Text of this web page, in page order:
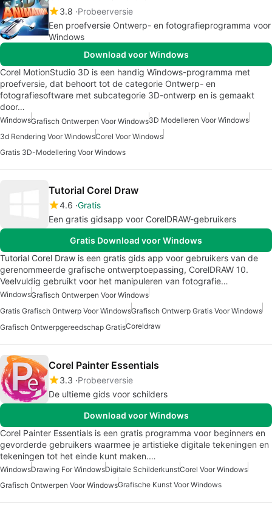
3.8 Probeerversie
Een proefversie Ontwerp- en fotografieprogramma voor
Windows
Download voor Windows
Corel MotionStudio 3D is een handig Windows-programma met
proefversie, dat behoort tot de categorie Ontwerp- en
fotografiesoftware met subcategorie 3D-ontwerp en is gemaakt
door…
WindowsGrafisch Ontwerpen Voor Windows3D Modelleren Voor Windows
3d Rendering Voor WindowsCorel Voor Windows
Gratis 3D-Modellering Voor Windows
Tutorial Corel Draw
4.6 Gratis
Een gratis gidsapp voor CorelDRAW-gebruikers
Gratis Download voor Windows
Tutorial Corel Draw is een gratis gids app voor gebruikers van de
gerenommeerde grafische ontwerptoepassing, CorelDRAW 10.
Veelvuldig gebruikt voor het manipuleren van fotografie…
WindowsGrafisch Ontwerpen Voor Windows
Gratis Grafisch Ontwerp Voor WindowsGrafisch Ontwerp Gratis Voor Windows
Grafisch Ontwerpgereedschap GratisCoreldraw
Corel Painter Essentials
3.3 Probeerversie
De ultieme gids voor schilders
Download voor Windows
Corel Painter Essentials is een gratis programma voor beginners en
gevorderde gebruikers waarmee je artistieke digitale tekeningen en
tekeningen tot het einde kunt maken.…
WindowsDrawing For WindowsDigitale SchilderkunstCorel Voor Windows
Grafisch Ontwerpen Voor WindowsGrafische Kunst Voor Windows